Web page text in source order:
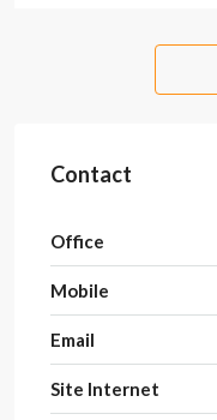
Contact
Office
Mobile
Email
Site Internet